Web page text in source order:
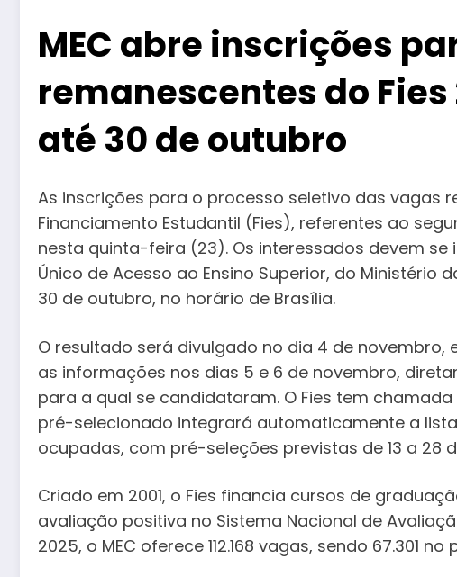
MEC abre inscrições
remanescentes do Fies
até 30 de outubro
As inscrições para o processo seletivo das vagas
Financiamento Estudantil (Fies), referentes ao
nesta quinta-feira (23). Os interessados devem se
Único de Acesso ao Ensino Superior, do Ministério
30 de outubro, no horário de Brasília.
O resultado será divulgado no dia 4 de
as informações nos dias 5 e 6 de novembro,
para a qual se candidataram. O Fies tem
pré-selecionado integrará automaticamente a
ocupadas, com pré-seleções previstas de 13 a 28
Criado em 2001, o Fies financia cursos de
avaliação positiva no Sistema Nacional de
2025, o MEC oferece 112.168 vagas, sendo 67.301